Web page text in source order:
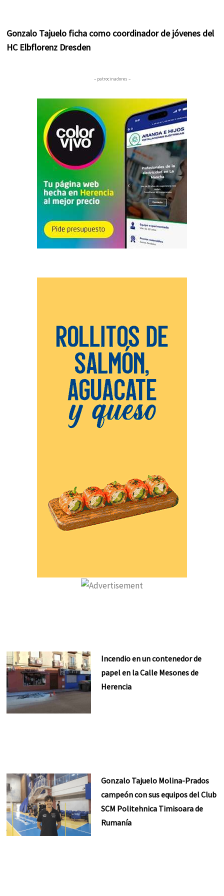
Gonzalo Tajuelo ficha como coordinador de jóvenes del
HC Elbflorenz Dresden
– patrocinadores –
Incendio en un contenedor de
papel en la Calle Mesones de
Herencia
Gonzalo Tajuelo Molina-Prados
campeón con sus equipos del Club
SCM Politehnica Timisoara de
Rumanía